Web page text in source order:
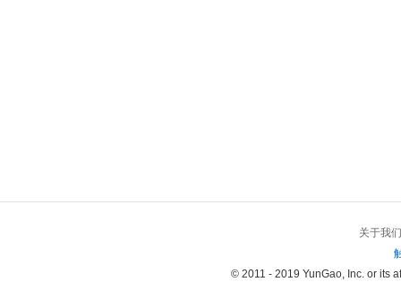
关于我们
© 2011 - 2019 YunGao, Inc. or its